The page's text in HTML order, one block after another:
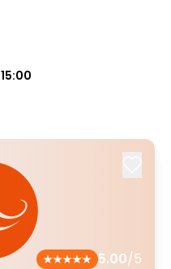
5.00/5